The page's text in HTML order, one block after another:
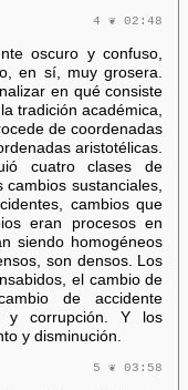
4 ❦ 02:48
oscuro y confuso,
en sí, muy grosera.
en qué consiste
tradición académica,
de coordenadas
aristotélicas.
cuatro clases de
cambios sustanciales,
cambios que
eran procesos en
siendo homogéneos
son densos. Los
el cambio de
de accidente
y corrupción. Y los
y disminución.
5 ❦ 03:58